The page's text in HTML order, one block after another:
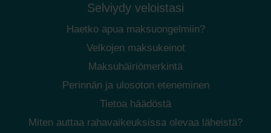
Selviydy veloistasi
Haetko apua maksuongelmiin?
Velkojen maksukeinot
Maksuhäiriömerkintä
Perinnän ja ulosoton eteneminen
Tietoa häädöstä
Miten auttaa rahavaikeuksissa olevaa läheistä?